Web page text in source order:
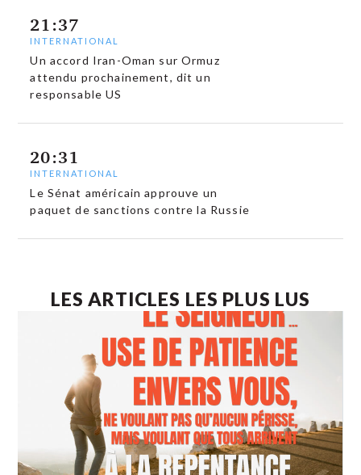
21:37
INTERNATIONAL
Un accord Iran-Oman sur Ormuz
attendu prochainement, dit un
responsable US
20:31
INTERNATIONAL
Le Sénat américain approuve un
paquet de sanctions contre la Russie
LES ARTICLES LES PLUS LUS